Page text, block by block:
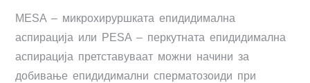
MESA – микрохируршката епидидимална
аспирација или PESA – перкутната епидидимална
аспирација претставуваат можни начини за
добивање епидидимални сперматозоиди при